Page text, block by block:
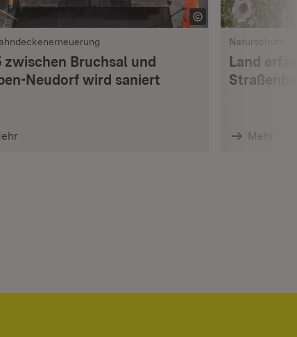
zwischen Bruchsal und
Neudorf wird saniert
Naturschutz
Land
Mehr